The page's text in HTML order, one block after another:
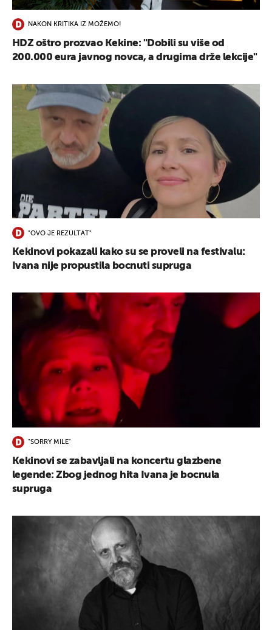
NAKON KRITIKA IZ MOŽEMO!
HDZ oštro prozvao Kekine: "Dobili su više od
200.000 eura javnog novca, a drugima drže lekcije"
"OVO JE REZULTAT"
Kekinovi pokazali kako su se proveli na festivalu:
Ivana nije propustila bocnuti supruga
"SORRY MILE"
Kekinovi se zabavljali na koncertu glazbene
legende: Zbog jednog hita Ivana je bocnula
supruga